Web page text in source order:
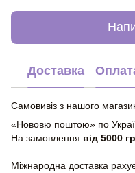
Доставка
Самовивіз з нашого
«Нововю поштою» по
На замовлення від 5000
Міжнародна доставка